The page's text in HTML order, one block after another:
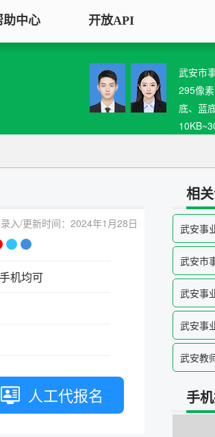
证件照采集系统
大学生毕业图像
全国中小学生学
银行社保卡照片
退役军人优待证
中小学证件照采
高校证件照采集系
制卡印刷&照片采
）
毫米、
证件照排版
将单张证件照
用于打印
常用文档纸
A3/A4/B5/营
助中心 开放API
武安市
295像
底、蓝
录入/更新时间：2024年1月28日
机均可
人工代报名
相
武安事
武安市
武安事
武安事
武安教
手